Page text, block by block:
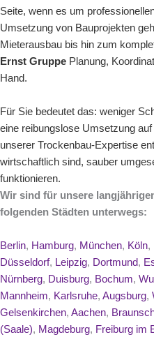
Seite, wenn es um
Umsetzung von Bauprojekten
Mieterausbau bis hin zum
Ernst Gruppe Planung,
Hand.
Für Sie bedeutet das: weniger
eine reibungslose Umsetzung
unserer Trockenbau-Expertise
wirtschaftlich sind, sauber
funktionieren.
Wir sind für unsere
folgenden Städten unterwegs:
Berlin, Hamburg, München, Köln,
Düsseldorf, Leipzig, Dortmund,
Nürnberg, Duisburg, Bochum,
Mannheim, Karlsruhe, Augsburg,
Gelsenkirchen, Aachen,
(Saale), Magdeburg, Freiburg im